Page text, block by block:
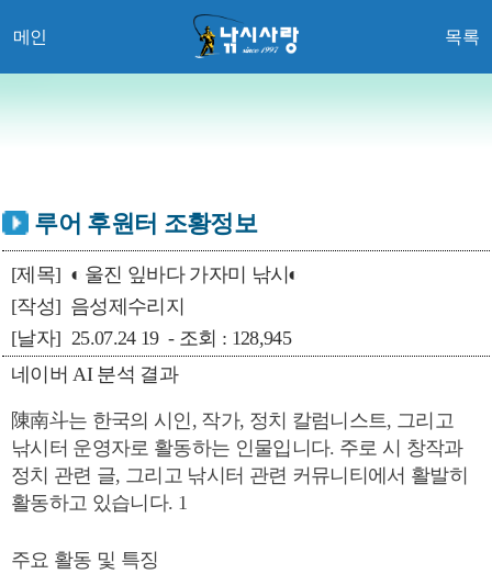
메인 목록
루어 후원터 조황정보
[제목] ◐ 울진 잎바다 가자미 낚시◐
[작성] 음성제수리지
[날자] 25.07.24 19 - 조회 : 128,945
네이버 AI 분석 결과
陳南斗는 한국의 시인, 작가, 정치 칼럼니스트, 그리고
낚시터 운영자로 활동하는 인물입니다. 주로 시 창작과
정치 관련 글, 그리고 낚시터 관련 커뮤니티에서 활발히
활동하고 있습니다. 1
주요 활동 및 특징